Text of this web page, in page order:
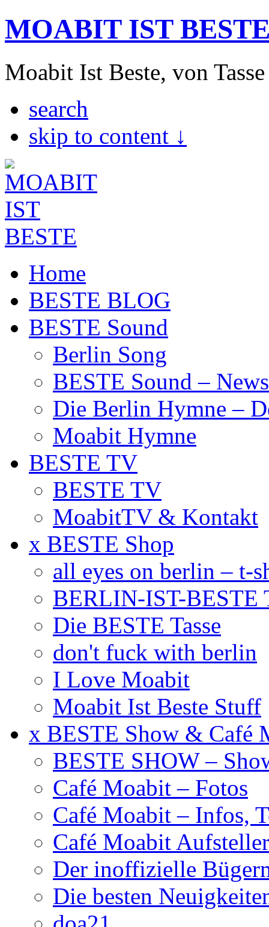
MOABIT IST
Moabit Ist Beste, von
search
skip to content ↓
Home
BESTE BLOG
BESTE Sound
Berlin Song
BESTE Sound –
Die Berlin Hymne –
Moabit Hymne
BESTE TV
BESTE TV
MoabitTV & Kontakt
x BESTE Shop
all eyes on berlin – t-
BERLIN-IST-BESTE
Die BESTE Tasse
don't fuck with berlin
I Love Moabit
Moabit Ist Beste Stuff
x BESTE Show & Café
BESTE SHOW –
Café Moabit – Fotos
Café Moabit – Infos,
Café Moabit Aufsteller
Der inoffizielle
Die besten